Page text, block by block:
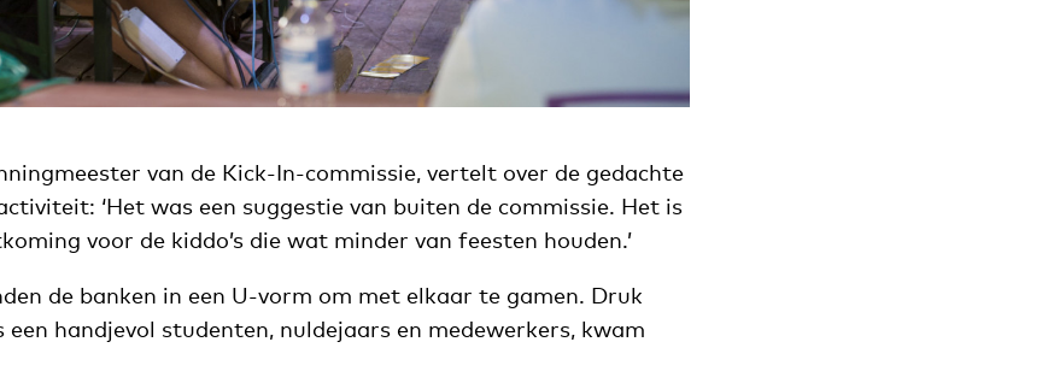
van de Kick-In-commissie, vertelt over de gedachte
‘Het was een suggestie van buiten de commissie. Het is
voor de kiddo’s die wat minder van feesten houden.’
de banken in een U-vorm om met elkaar te gamen. Druk
handjevol studenten, nuldejaars en medewerkers, kwam